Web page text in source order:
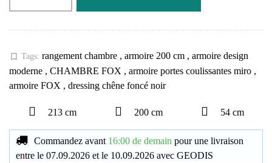
bookmark_border Tags: rangement chambre , armoire 200 cm , armoire design
moderne , CHAMBRE FOX , armoire portes coulissantes miro ,
armoire FOX , dressing chêne foncé noir
213 cm 200 cm 54 cm
Commandez avant 16:00 de demain pour une livraison
entre le 07.09.2026 et le 10.09.2026 avec GEODIS